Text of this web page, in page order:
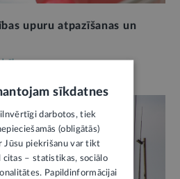
upuru atpazīšanas un
sīkdatnes
darbotos, tiek
(obligātās)
Jūsu piekrišanu var tikt
citas – statistikas, sociālo
Papildinformācijai